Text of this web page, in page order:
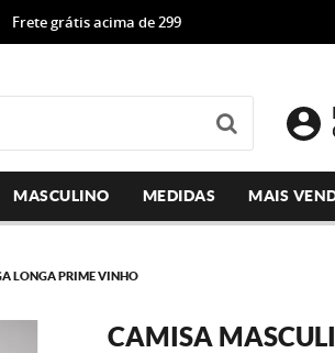
Frete grátis acima de 299
MASCULINO MEDIDAS MAIS
LONGA PRIME VINHO
CAMISA